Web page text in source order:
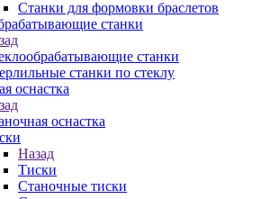
Станки для формовки браслетов
станки
станки
станки по стеклу
оснастка
оснастка
Назад
Тиски
Станочные тиски